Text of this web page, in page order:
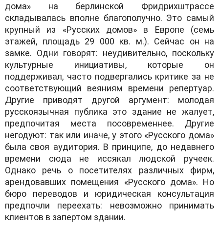
дома» на берлинской Фридрихштрассе
складывалась вполне благополучно. Это самый
крупный из «Русских домов» в Европе (семь
этажей, площадь 29 000 кв. м.). Сейчас он на
замке. Одни говорят: неудивительно, поскольку
культурные инициативы, которые он
поддерживал, часто подвергались критике за не
соответствующий веяниям времени репертуар.
Другие приводят другой аргумент: молодая
русскоязычная публика это здание не жалует,
предпочитая места посовременнее. Другие
негодуют: так или иначе, у этого «Русского дома»
была своя аудитория. В принципе, до недавнего
времени сюда не иссякал людской ручеек.
Однако речь о посетителях различных фирм,
арендовавших помещения «Русского дома». Но
бюро переводов и юридическая консультация
предпочли переехать: невозможно принимать
клиентов в запертом здании.